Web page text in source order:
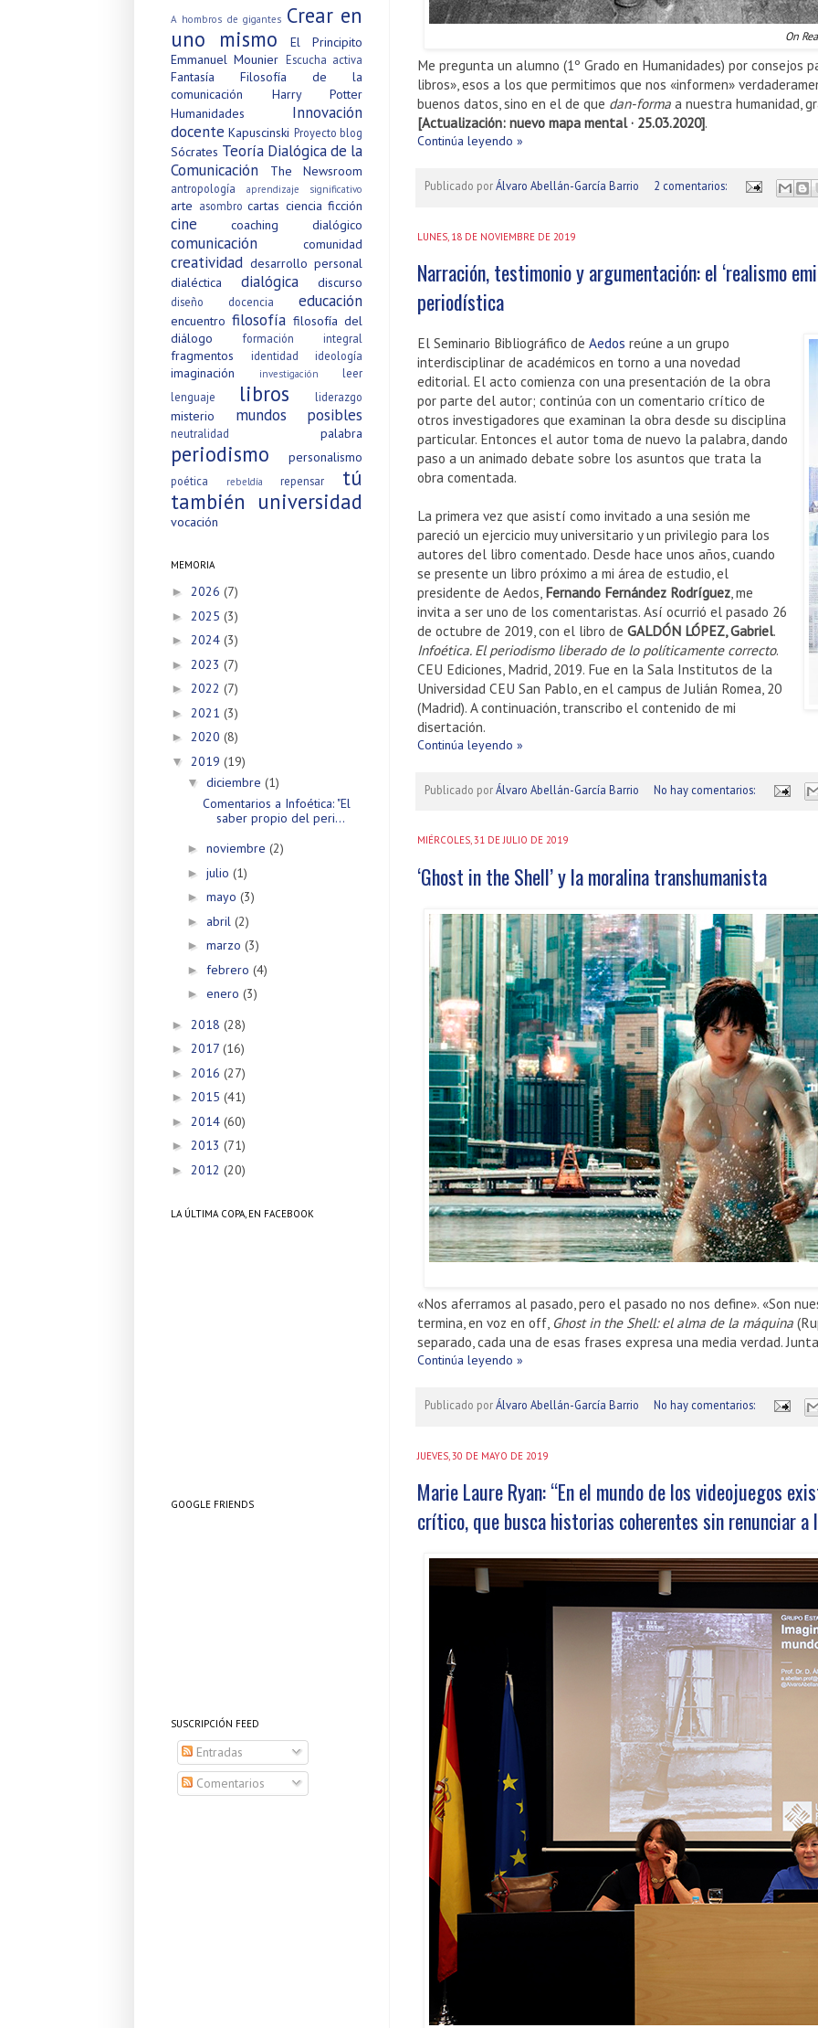
On
Me pregunta un alumno (1º Grado en Humanidades) por consejos
libros», esos a los que permitimos que nos «informen»
buenos datos, sino en el de que dan-forma a nuestra humanidad,
[Actualización: nuevo mapa mental · 25.03.2020].
Continúa leyendo »
Publicado porÁlvaro Abellán-García Barrio 2 comentarios:
LUNES, 18 DE NOVIEMBRE DE 2019
Narración, testimonio y argumentación: el ‘realismo
periodística
El Seminario Bibliográfico de Aedos reúne a un grupo
interdisciplinar de académicos en torno a una novedad
editorial. El acto comienza con una presentación de la obra
por parte del autor; continúa con un comentario crítico de
otros investigadores que examinan la obra desde su disciplina
particular. Entonces el autor toma de nuevo la palabra, dando
paso a un animado debate sobre los asuntos que trata la
obra comentada.
La primera vez que asistí como invitado a una sesión me
pareció un ejercicio muy universitario y un privilegio para los
autores del libro comentado. Desde hace unos años, cuando
se presente un libro próximo a mi área de estudio, el
presidente de Aedos, Fernando Fernández Rodríguez , me
invita a ser uno de los comentaristas. Así ocurrió el pasado 26
de octubre de 2019, con el libro de GALDÓN LÓPEZ, Gabriel.
Infoética. El periodismo liberado de lo políticamente correcto.
CEU Ediciones, Madrid, 2019. Fue en la Sala Institutos de la
Universidad CEU San Pablo, en el campus de Julián Romea, 20
(Madrid). A continuación, transcribo el contenido de mi
disertación.
Continúa leyendo »
Publicado porÁlvaro Abellán-García Barrio No hay comentarios:
MIÉRCOLES, 31 DE JULIO DE 2019
‘Ghost in the Shell’ y la moralina transhumanista
«Nos aferramos al pasado, pero el pasado no nos define». «Son
termina, en voz en off, Ghost in the Shell: el alma de la máquina
separado, cada una de esas frases expresa una media verdad.
Continúa leyendo »
Publicado porÁlvaro Abellán-García Barrio No hay comentarios:
JUEVES, 30 DE MAYO DE 2019
Marie Laure Ryan: “En el mundo de los videojuegos
crítico, que busca historias coherentes sin renunciar a
A hombros de gigantes Crear en
uno mismo
El Principito
Emmanuel Mounier Escucha activa
Fantasía
Filosofía de la
comunicación
Harry Potter
Humanidades
Innovación
docente Kapuscinski Proyecto blog
Sócrates Teoría Dialógica de la
Comunicación
The Newsroom
antropología aprendizaje significativo
arte asombro cartas ciencia ficción
cine coaching dialógico
comunicación comunidad
creatividad desarrollo personal
dialéctica
dialógica discurso
diseño docencia educación
encuentro filosofía filosofía del
diálogo
formación integral
fragmentos identidad ideología
imaginación investigación
leer
lenguaje
libros liderazgo
misterio mundos posibles
neutralidad palabra
periodismo personalismo
poética rebeldía repensar
tú
también universidad
vocación
MEMORIA
► 2026 (7)
► 2025 (3)
► 2024 (3)
► 2023 (7)
► 2022 (7)
► 2021 (3)
► 2020 (8)
▼ 2019 (19)
▼ diciembre (1)
Comentarios a Infoética: "El
saber propio del peri...
► noviembre (2)
► julio (1)
► mayo (3)
► abril (2)
► marzo (3)
► febrero (4)
► enero (3)
► 2018 (28)
► 2017 (16)
► 2016 (27)
► 2015 (41)
► 2014 (60)
► 2013 (71)
► 2012 (20)
LA ÚLTIMA COPA, EN FACEBOOK
GOOGLE FRIENDS
SUSCRIPCIÓN FEED
Entradas
Comentarios